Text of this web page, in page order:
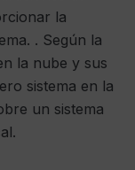
la
. Según la
la nube y sus
sistema en la
un sistema